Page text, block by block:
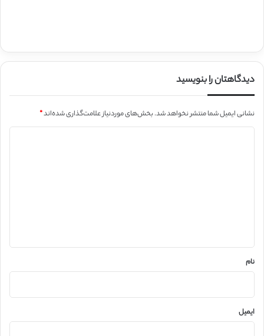
دیدگاهتان را بنویسید
نشانی ایمیل شما منتشر نخواهد شد.بخش‌های موردنیاز علامت‌گذاری شده‌اند*
نام
ایمیل